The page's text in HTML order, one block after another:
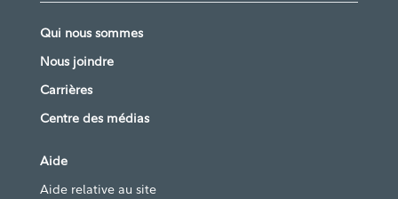
Qui nous sommes
Nous joindre
Carrières
Centre des médias
Aide
Aide relative au site